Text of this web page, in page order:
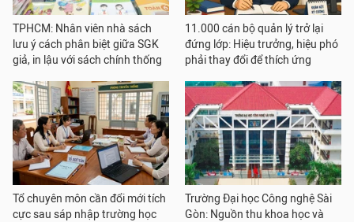
TPHCM: Nhân viên nhà sách
lưu ý cách phân biệt giữa SGK
giả, in lậu với sách chính thống
11.000 cán bộ quản lý trở lại
đứng lớp: Hiệu trưởng, hiệu phó
phải thay đổi để thích ứng
Tổ chuyên môn cần đổi mới tích
cực sau sáp nhập trường học
Trường Đại học Công nghệ Sài
Gòn: Nguồn thu khoa học và